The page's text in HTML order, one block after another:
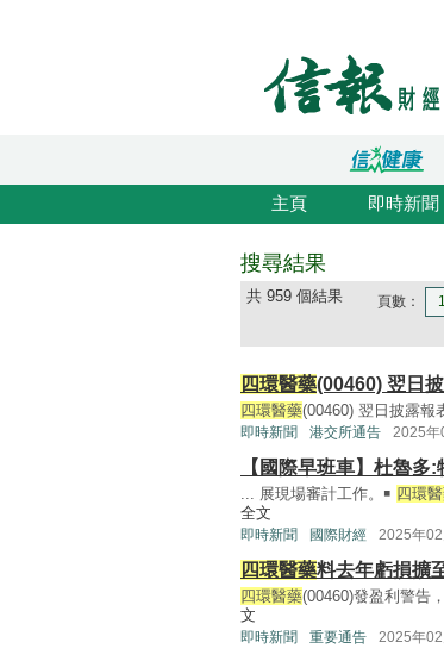
主頁 即時新聞
搜尋結果
共 959 個結果 頁數： 1
四環醫藥(00460) 翌日
四環醫藥(00460) 翌日披露報
即時新聞 港交所通告 2025年
【國際早班車】杜魯
... 展現場審計工作。￭ 四環
全文
即時新聞 國際財經 2025年02
四環醫藥料去年虧損擴
四環醫藥(00460)發盈利警告
文
即時新聞 重要通告 2025年02